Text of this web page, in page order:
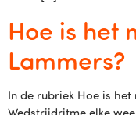
Hoe is het
Lammers?
In de rubriek Hoe is het